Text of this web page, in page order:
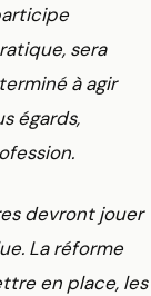
sera
à agir
égards,
devront jouer
La réforme
en place, les